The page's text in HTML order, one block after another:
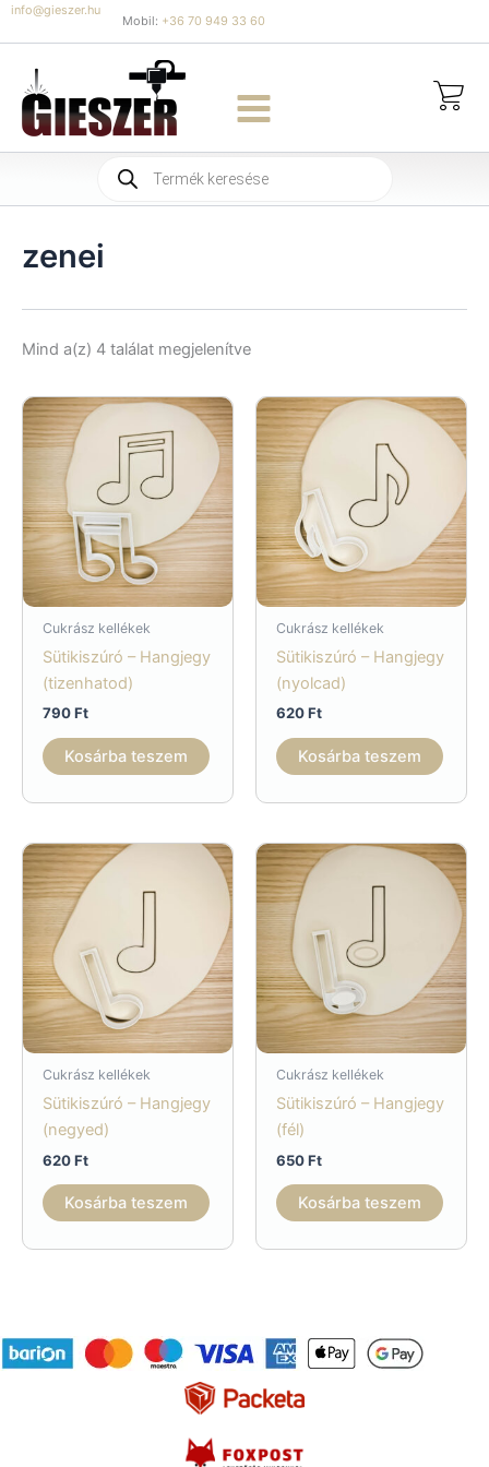
Skip
to
content
info@gieszer.hu
Mobil: +36 70 949 33 60
Products
search
zenei
Mind a(z) 4 találat megjelenítveSorted
Cukrász kellékek
Sütikiszúró – Hangjegy
(tizenhatod)
790Ft
Kosárba teszem
Cukrász kellékek
Sütikiszúró – Hangjegy
(nyolcad)
620Ft
Kosárba teszem
Cukrász kellékek
Sütikiszúró – Hangjegy
(negyed)
620Ft
Kosárba teszem
Cukrász kellékek
Sütikiszúró – Hangjegy
(fél)
650Ft
Kosárba teszem